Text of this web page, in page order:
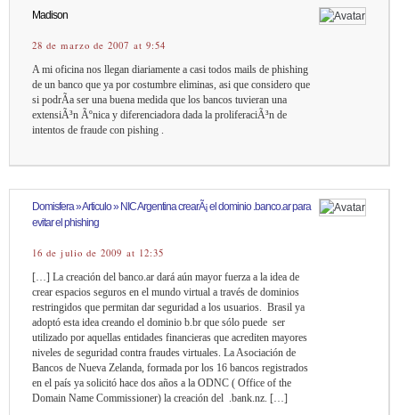
Madison
28 de marzo de 2007 at 9:54
A mi oficina nos llegan diariamente a casi todos mails de phishing
de un banco que ya por costumbre eliminas, asi que considero que
si podrÃ­a ser una buena medida que los bancos tuvieran una
extensiÃ³n Ãºnica y diferenciadora dada la proliferaciÃ³n de
intentos de fraude con pishing .
Domisfera » Articulo » NIC Argentina crearÃ¡ el dominio .banco.ar para
evitar el phishing
16 de julio de 2009 at 12:35
[…] La creación del banco.ar dará aún mayor fuerza a la idea de
crear espacios seguros en el mundo virtual a través de dominios
restringidos que permitan dar seguridad a los usuarios. Brasil ya
adoptó esta idea creando el dominio b.br que sólo puede ser
utilizado por aquellas entidades financieras que acrediten mayores
niveles de seguridad contra fraudes virtuales. La Asociación de
Bancos de Nueva Zelanda, formada por los 16 bancos registrados
en el país ya solicitó hace dos años a la ODNC ( Office of the
Domain Name Commissioner) la creación del .bank.nz. […]